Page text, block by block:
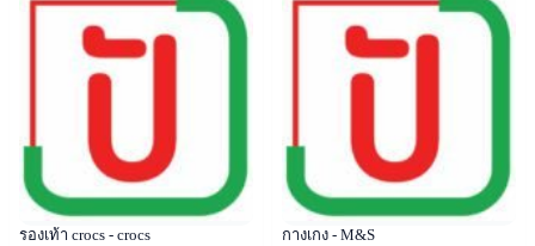
Popular
รองเท้า crocs - crocs
Popular
กางเกง - M&S